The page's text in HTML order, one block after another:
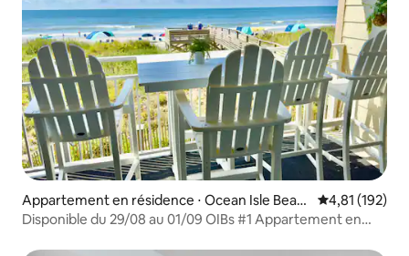
Appartement en résidence ⋅ Ocean Isle Beac
h
Évaluation
4,81 (192)
Disponible du 29/08 au 01/09 OIBs #1 Appartement en